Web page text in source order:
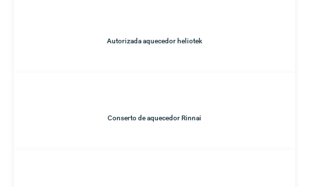
Autorizada aquecedor heliotek
Conserto de aquecedor Rinnai